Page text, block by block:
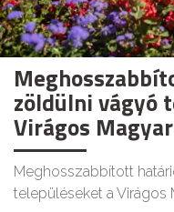
zöldülni vágyó
Virágos
Meghosszabbított
településeket a Virágos